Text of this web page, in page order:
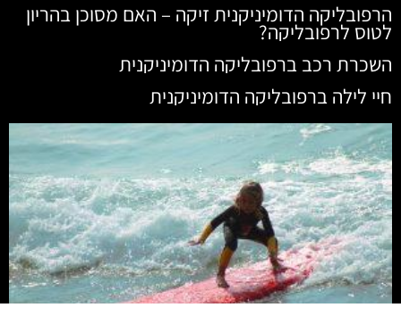
הרפובליקה הדומיניקנית זיקה – האם מסוכן בהריון
לטוס לרפובליקה?
השכרת רכב ברפובליקה הדומיניקנית
חיי לילה ברפובליקה הדומיניקנית